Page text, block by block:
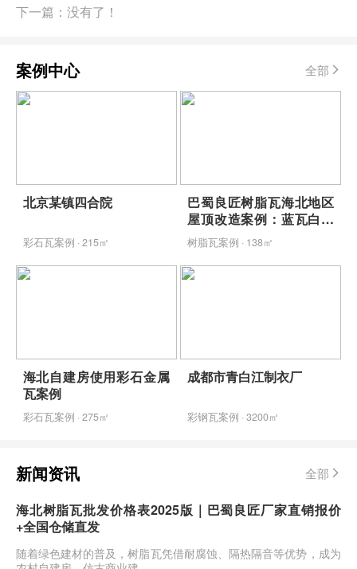
下一篇：没有了！
案例中心 全部
北京某镇四合院
彩石瓦案例 · 215㎡
巴蜀良匠树脂瓦海北地区
屋顶改造案例：蓝瓦白墙
映青山，包工包料省心焕
新
树脂瓦案例 · 138㎡
海北自建房使用彩石金属
瓦案例
彩石瓦案例 · 275㎡
成都市青白江制衣厂
彩钢瓦案例 · 3200㎡
新闻资讯 全部
海北树脂瓦批发价格表2025版｜巴蜀良匠厂家直销报价
+全国仓储直发
随着绿色建材的普及，树脂瓦凭借耐腐蚀、隔热隔音等优势，成为